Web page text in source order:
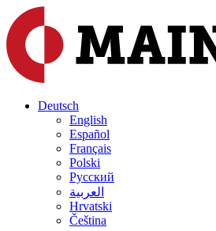
Deutsch
English
Español
Français
Polski
Русский
العربية
Hrvatski
Čeština